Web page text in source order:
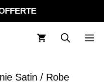
Satin / Robe